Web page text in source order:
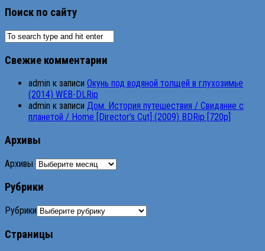
Поиск по сайту
Свежие комментарии
admin к записи Окунь под водяной толщей в глухозимье
(2014) WEB-DLRip
admin к записи Дом. История путешествия / Свидание с
планетой / Home [Director’s Cut] (2009) BDRip [720p]
Архивы
Архивы
Рубрики
Рубрики
Страницы